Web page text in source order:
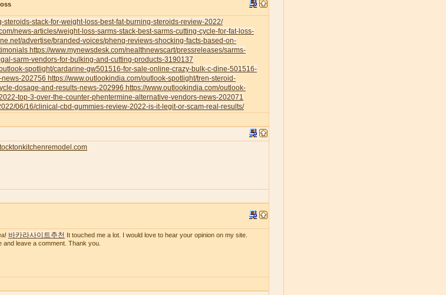
steroids-stack-for-weight-loss-best-fat-burning-steroids-review-2022/
news-articles/weight-loss-sarms-stack-best-sarms-cutting-cycle-for-fat-loss-
advertise/branded-voices/phenq-reviews-shocking-facts-based-on-
https://www.mynewsdesk.com/nealthnewscart/pressreleases/sarms-
sarm-vendors-for-bulking-and-cutting-products-3190137
spotlight/cardarine-gw501516-for-sale-online-crazy-bulk-c-dine-501516-
news-202756 https://www.outlookindia.com/outlook-spotlight/tren-steroid-
dosage-and-results-news-202996 https://www.outlookindia.com/outlook-
top-3-over-the-counter-phentermine-alternative-vendors-news-202071
06/16/clinical-cbd-gummies-review-2022-is-it-legit-or-scam-real-results/
바카라사이트추천 It touched me a lot. I would love to hear your opinion on my site.
leave a comment. Thank you.